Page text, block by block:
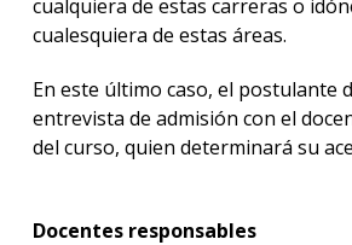
cualquiera de estas carreras o
cualesquiera de estas áreas.
En este último caso, el postulante
entrevista de admisión con el
del curso, quien determinará su
Docentes responsables